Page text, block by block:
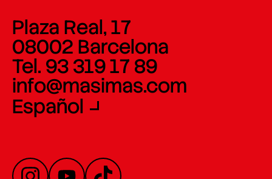
Plaza Real, 17
08002 Barcelona
Tel. 93 319 17 89
info@masimas.com
Español